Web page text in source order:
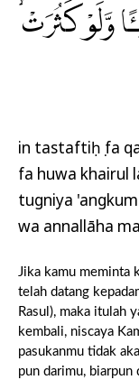
وَّلَوْ كَثُرَتْۙ
in tastaftiḥụ fa
fa huwa khairul
tugniya
wa annallāha
Jika kamu meminta
telah datang
Rasul), maka itulah
kembali, niscaya
pasukanmu tidak
pun darimu, biarpun